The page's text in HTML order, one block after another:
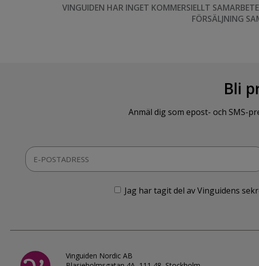
VINGUIDEN HAR INGET KOMMERSIELLT
FÖRSÄLJNING
Bli
Anmäl dig som epost- och SMS-
Jag har tagit del av Vinguidens
Vinguiden Nordic AB